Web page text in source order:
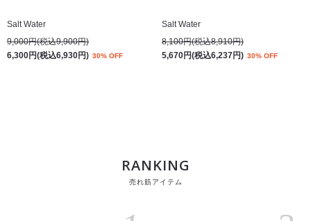
Salt Water
9,000円(税込9,900円)
6,300円(税込6,930円) 30% OFF
Salt Water
8,100円(税込8,910円)
5,670円(税込6,237円) 30% OFF
RANKING
売れ筋アイテム